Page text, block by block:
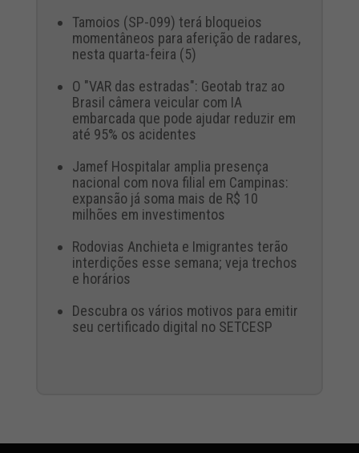
Tamoios (SP-099) terá bloqueios
momentâneos para aferição de radares,
nesta quarta-feira (5)
O "VAR das estradas": Geotab traz ao
Brasil câmera veicular com IA
embarcada que pode ajudar reduzir em
até 95% os acidentes
Jamef Hospitalar amplia presença
nacional com nova filial em Campinas:
expansão já soma mais de R$ 10
milhões em investimentos
Rodovias Anchieta e Imigrantes terão
interdições esse semana; veja trechos
e horários
Descubra os vários motivos para emitir
seu certificado digital no SETCESP